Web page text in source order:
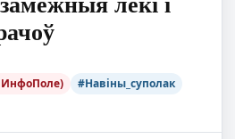
#Навіны_суполак